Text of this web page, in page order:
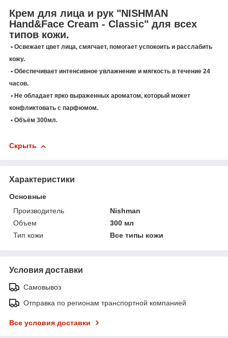
Крем для лица и рук "NISHMAN
Hand&Face Cream - Classic" для всех
типов кожи.
• Освежает цвет лица, смягчает, помогает успокоить и расслабить
кожу.
• Обеспечивает интенсивное увлажнение и мягкость в течение 24
часов.
• Не обладает ярко выраженных ароматом, который может
конфликтовать с парфюмом.
• Объём 300мл.
Скрыть
Характеристики
Основные
Производитель
Nishman
Объем
300 мл
Тип кожи
Все типы кожи
Условия доставки
Самовывоз
Отправка по регионам транспортной компанией
Все условия доставки